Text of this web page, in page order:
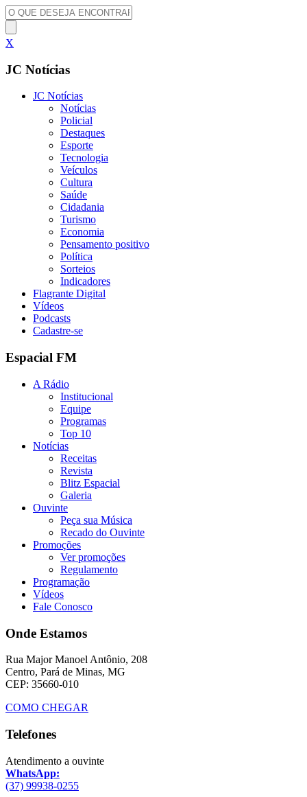
X
JC Notícias
JC Notícias
Notícias
Policial
Destaques
Esporte
Tecnologia
Veículos
Cultura
Saúde
Cidadania
Turismo
Economia
Pensamento positivo
Política
Sorteios
Indicadores
Flagrante Digital
Vídeos
Podcasts
Cadastre-se
Espacial FM
A Rádio
Institucional
Equipe
Programas
Top 10
Notícias
Receitas
Revista
Blitz Espacial
Galeria
Ouvinte
Peça sua Música
Recado do Ouvinte
Promoções
Ver promoções
Regulamento
Programação
Vídeos
Fale Conosco
Onde Estamos
Rua Major Manoel Antônio, 208
Centro, Pará de Minas, MG
CEP: 35660-010
COMO CHEGAR
Telefones
Atendimento a ouvinte
WhatsApp:
(37) 99938-0255